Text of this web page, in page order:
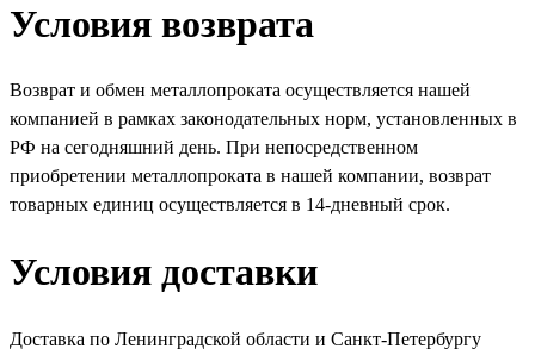
Условия возврата
Возврат и обмен металлопроката осуществляется нашей
компанией в рамках законодательных норм, установленных в
РФ на сегодняшний день. При непосредственном
приобретении металлопроката в нашей компании, возврат
товарных единиц осуществляется в 14-дневный срок.
Условия доставки
Доставка по Ленинградской области и Санкт-Петербургу